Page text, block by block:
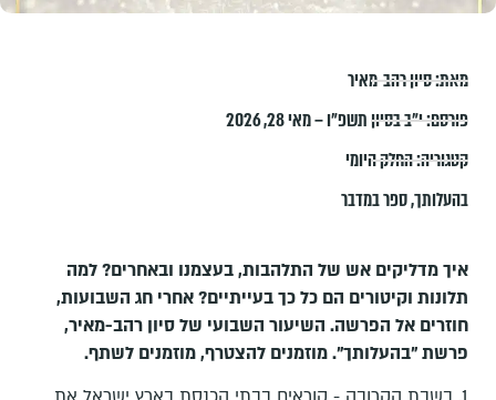
מאת:סיון רהב-מאיר
פורסם:י״ב בסיון תשפ״ו – מאי 28, 2026
קטגוריה:החלק היומי
בהעלותך,ספר במדבר
איך מדליקים אש של התלהבות, בעצמנו ובאחרים? למה
תלונות וקיטורים הם כל כך בעייתיים? אחרי חג השבועות,
חוזרים אל הפרשה. השיעור השבועי של סיון רהב-מאיר,
פרשת "בהעלותך". מוזמנים להצטרף, מוזמנים לשתף.